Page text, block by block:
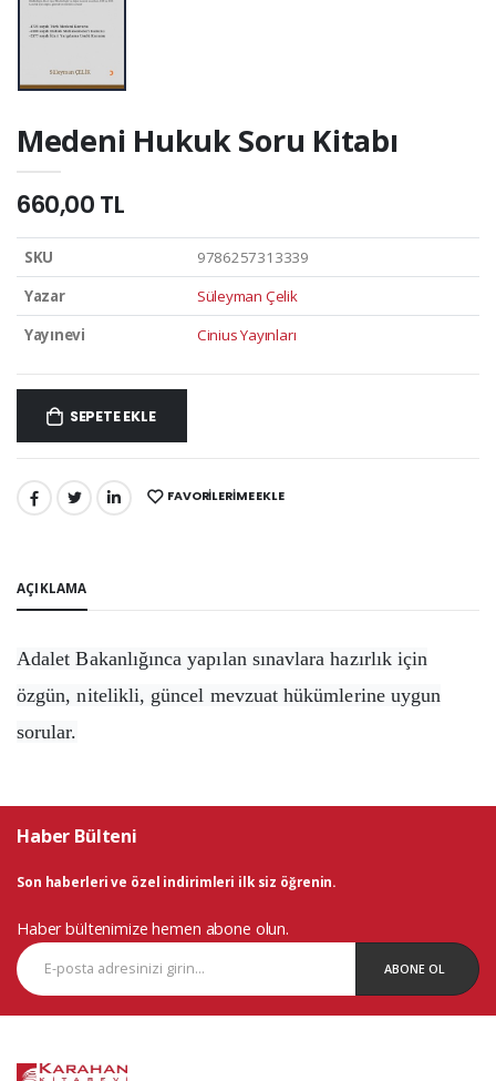
Medeni Hukuk Soru Kitabı
660,00 TL
SKU
9786257313339
Yazar
Süleyman Çelik
Yayınevi
Cinius Yayınları
SEPETE EKLE
PAYLAŞ: FAVORILERIME EKLE
AÇIKLAMA
Adalet Bakanlığınca yapılan sınavlara hazırlık için
özgün, nitelikli, güncel mevzuat hükümlerine uygun
sorular.
Haber Bülteni
Son haberleri ve özel indirimleri ilk siz öğrenin.
Haber bültenimize hemen abone olun.
ABONE OL